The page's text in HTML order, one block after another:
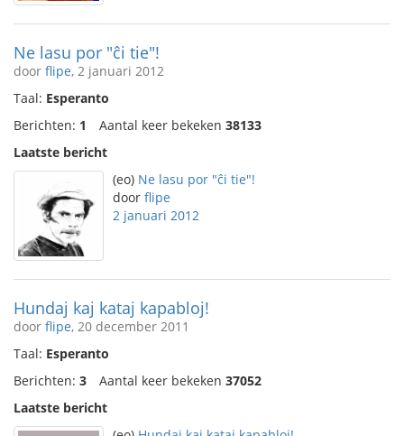
Ne lasu por "ĉi tie"!
door flipe, 2 januari 2012
Taal: Esperanto
Berichten: 1 Aantal keer bekeken 38133
Laatste bericht
(eo) Ne lasu por "ĉi tie"!
door flipe
2 januari 2012
Hundaj kaj kataj kapabloj!
door flipe, 20 december 2011
Taal: Esperanto
Berichten: 3 Aantal keer bekeken 37052
Laatste bericht